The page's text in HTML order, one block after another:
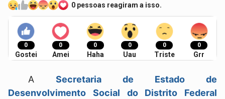
0 pessoas reagiram a isso.
0
Gostei
0
Amei
0
Haha
0
Uau
0
Triste
0
Grr
ASecretaria de Estado de
Desenvolvimento Social do Distrito Federal